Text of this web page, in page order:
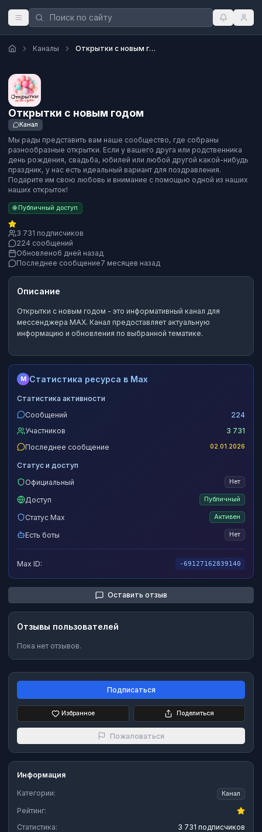
Каналы Открытки с новым годом
Открытки с новым годом
Канал
Мы рады представить вам наше сообщество, где собраны
разнообразные открытки. Если у вашего друга или родственника
день рождения, свадьба, юбилей или любой другой какой-нибудь
праздник, у нас есть идеальный вариант для поздравления.
Подарите им свою любовь и внимание с помощью одной из наших
наших открыток!
🌐 Публичный доступ
3 731 подписчиков
224 сообщений
Обновлено6 дней назад
Последнее сообщение7 месяцев назад
Описание
Открытки с новым годом - это информативный канал для
мессенджера MAX. Канал предоставляет актуальную
информацию и обновления по выбранной тематике.
M Статистика ресурса в Max
Статистика активности
Сообщений
224
Участников
3 731
Последнее сообщение
02.01.2026
Статус и доступ
Официальный
Нет
Доступ Публичный
Статус Max Активен
Есть боты Нет
Max ID: -69127162839140
Оставить отзыв
Отзывы пользователей
Пока нет отзывов.
Подписаться
Избранное Поделиться
Пожаловаться
Информация
Категории: Канал
Рейтинг:
Статистика:
3 731 подписчиков